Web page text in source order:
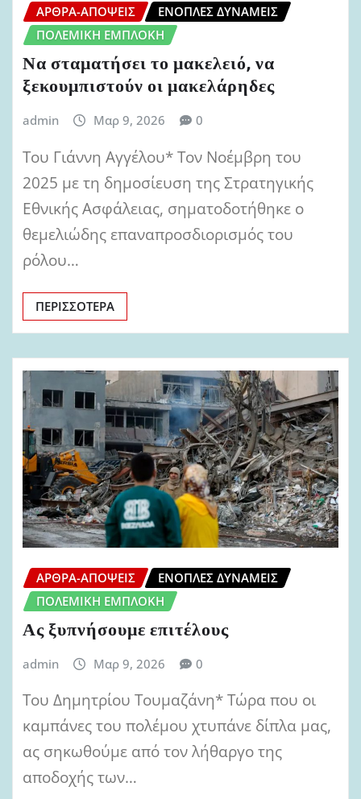
ΆΡΘΡΑ-ΑΠΌΨΕΙΣ
ΈΝΟΠΛΕΣ ΔΥΝΆΜΕΙΣ
ΠΟΛΕΜΙΚΉ ΕΜΠΛΟΚΉ
Να σταματήσει το μακελειό, να
ξεκουμπιστούν οι μακελάρηδες
admin Μαρ 9, 2026 0
Του Γιάννη Αγγέλου* Τον Νοέμβρη του
2025 με τη δημοσίευση της Στρατηγικής
Εθνικής Ασφάλειας, σηματοδοτήθηκε ο
θεμελιώδης επαναπροσδιορισμός του
ρόλου…
ΠΕΡΙΣΣΌΤΕΡΑ
ΆΡΘΡΑ-ΑΠΌΨΕΙΣ
ΈΝΟΠΛΕΣ ΔΥΝΆΜΕΙΣ
ΠΟΛΕΜΙΚΉ ΕΜΠΛΟΚΉ
Ας ξυπνήσουμε επιτέλους
admin Μαρ 9, 2026 0
Του Δημητρίου Τουμαζάνη* Τώρα που οι
καμπάνες του πολέμου χτυπάνε δίπλα μας,
ας σηκωθούμε από τον λήθαργο της
αποδοχής των…